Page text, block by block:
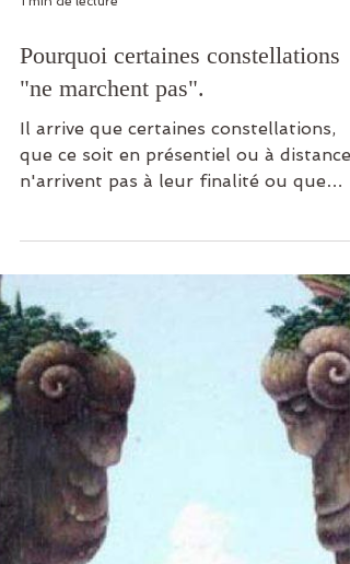
1 min de lecture
Pourquoi certaines constellations
"ne marchent pas".
que ce soit en présentiel ou à distance,
celles-ci ne...